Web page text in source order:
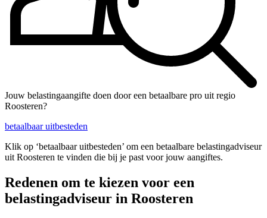
Jouw belastingaangifte doen door een betaalbare pro uit regio
Roosteren?
betaalbaar uitbesteden
Klik op ‘betaalbaar uitbesteden’ om een betaalbare belastingadviseur
uit Roosteren te vinden die bij je past voor jouw aangiftes.
Redenen om te kiezen voor een
belastingadviseur in Roosteren